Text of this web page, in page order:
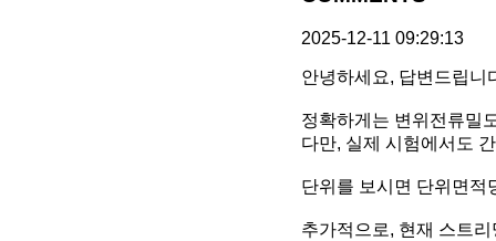
2025-12-11 09:29:13
안녕하세요, 답변드립니
정확하게는 변위전류밀
다만, 실제 시험에서도
단위를 보시면 단위면적
추가적으로, 현재 스트